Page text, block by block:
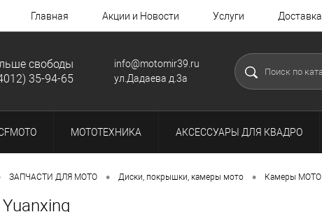
Главная Акции и Новости Услуги Доставка
свободы
35-94-65
info@motomir39.ru
ул.Дадаева д.3а
МОТОТЕХНИКА АКСЕССУАРЫ ДЛЯ КВАДРО
ЗАПЧАСТИ ДЛЯ МОТО • Диски, покрышки, камеры мото • Камеры МОТО